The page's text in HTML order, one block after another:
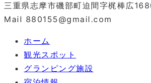
三重県志摩市磯部町迫間字梶棒広
Mail 880155@gmail.com
ホーム
観光スポット
グランピング施設